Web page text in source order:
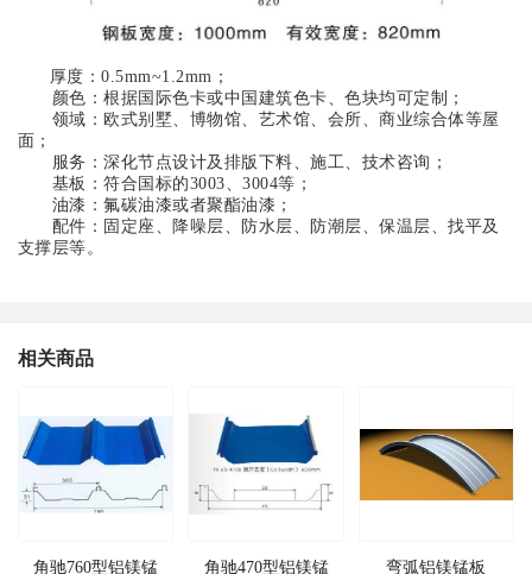
厚度：0.5mm~1.2mm；
颜色：根据国际色卡或中国建筑色卡、色块均可定制；
领域：欧式别墅、博物馆、艺术馆、会所、商业综合体等屋
面；
服务：深化节点设计及排版下料、施工、技术咨询；
基板：符合国标的3003、3004等；
油漆：氟碳油漆或者聚酯油漆；
配件：固定座、降噪层、防水层、防潮层、保温层、找平及
支撑层等。
相关商品
角驰760型铝镁锰 角驰470型铝镁锰 弯弧铝镁锰板